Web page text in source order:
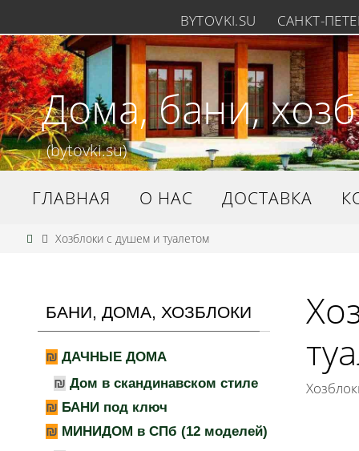
BYTOVKI.SU САНКТ-
Дома, бани,
(bytovki.su)
ГЛАВНАЯ О НАС ДОСТАВКА
Хозблоки с душем и туалетом
БАНИ, ДОМА, ХОЗБЛОКИ
ДАЧНЫЕ ДОМА
Дом в скандинавском стиле
БАНИ под ключ
МИНИДОМ в СПб (12 моделей)